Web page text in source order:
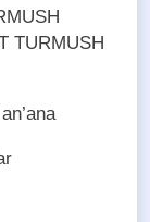
TURMUSH